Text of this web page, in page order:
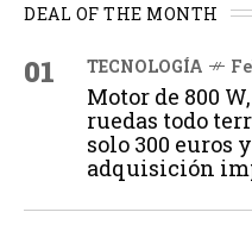
DEAL OF THE MONTH
01 TECNOLOGÍA
Motor de 800
ruedas todo
solo 300 euros
adquisición